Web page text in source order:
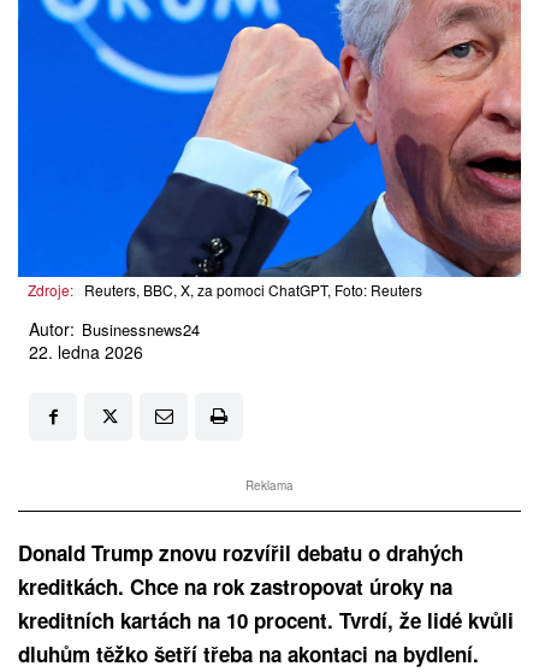
Zdroje: Reuters, BBC, X, za pomoci ChatGPT, Foto: Reuters
Autor: Businessnews24
22. ledna 2026
Reklama
Donald Trump znovu rozvířil debatu o drahých
kreditkách. Chce na rok zastropovat úroky na
kreditních kartách na 10 procent. Tvrdí, že lidé kvůli
dluhům těžko šetří třeba na akontaci na bydlení.